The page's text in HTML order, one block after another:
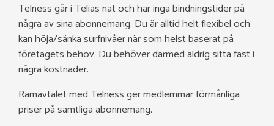
Telness går i Telias nät och har inga bindningstider på
några av sina abonnemang. Du är alltid helt flexibel och
kan höja/sänka surfnivåer när som helst baserat på
företagets behov. Du behöver därmed aldrig sitta fast i
några kostnader.
Ramavtalet med Telness ger medlemmar förmånliga
priser på samtliga abonnemang.